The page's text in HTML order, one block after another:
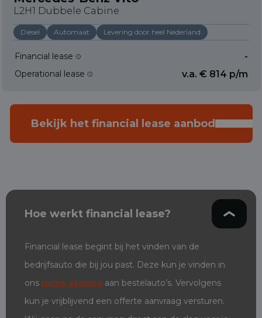
L2H1 Dubbele Cabine
Diesel Automaat Levering door heel Nederland
Financial lease -
Operational lease v.a. € 814 p/m
Bekijk het financial lease aanbod
Hoe werkt financial lease?
Financial lease begint bij het vinden van de
bedrijfsauto die bij jou past. Deze kun je vinden in
ons ruime aanbod aan bestelauto’s. Vervolgens
kun je vrijblijvend een offerte aanvraag versturen.